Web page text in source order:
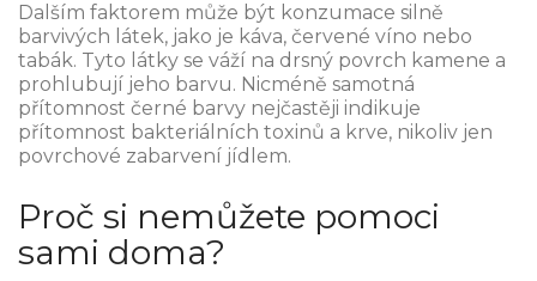
Dalším faktorem může být konzumace silně
barvivých látek, jako je káva, červené víno nebo
tabák. Tyto látky se váží na drsný povrch kamene a
prohlubují jeho barvu. Nicméně samotná
přítomnost černé barvy nejčastěji indikuje
přítomnost bakteriálních toxinů a krve, nikoliv jen
povrchové zabarvení jídlem.
Proč si nemůžete pomoci
sami doma?